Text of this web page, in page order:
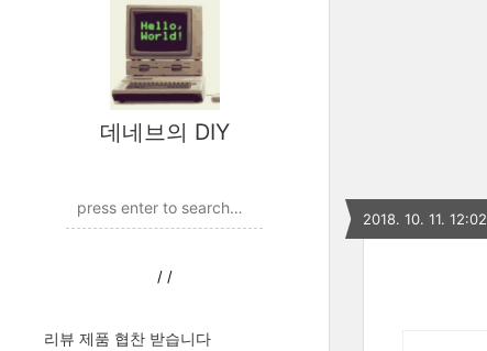
데네브의 DIY
/ /
리뷰 제품 협찬 받습니다
2018. 10. 11. 12:02